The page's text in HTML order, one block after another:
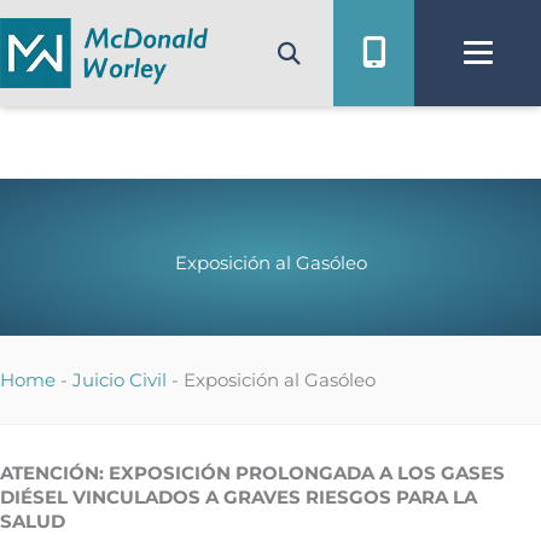
al
contenido
Exposición al Gasóleo
Home - Juicio Civil - Exposición al Gasóleo
ATENCIÓN: EXPOSICIÓN PROLONGADA A LOS GASES
DIÉSEL VINCULADOS A GRAVES RIESGOS PARA LA
SALUD